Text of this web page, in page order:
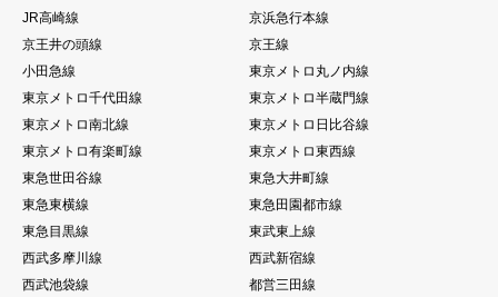
JR高崎線
京浜急行本線
京王井の頭線
京王線
小田急線
東京メトロ丸ノ内線
東京メトロ千代田線
東京メトロ半蔵門線
東京メトロ南北線
東京メトロ日比谷線
東京メトロ有楽町線
東京メトロ東西線
東急世田谷線
東急大井町線
東急東横線
東急田園都市線
東急目黒線
東武東上線
西武多摩川線
西武新宿線
西武池袋線
都営三田線